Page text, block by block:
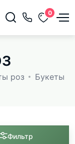
0
роз
Букеты
Фильтр